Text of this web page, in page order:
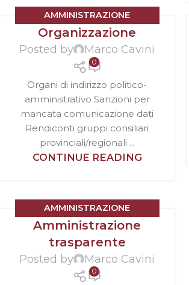
AMMINISTRAZIONE
TRASPARENTE
Organizzazione
Posted by Marco Cavini
0
Organi di indirizzo politico-
amministrativo Sanzioni per
mancata comunicazione dati
Rendiconti gruppi consiliari
provinciali/regionali ...
CONTINUE READING
AMMINISTRAZIONE
TRASPARENTE
Amministrazione
trasparente
Posted by Marco Cavini
0